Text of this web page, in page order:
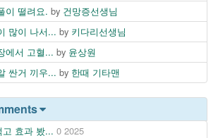
이 떨려요. by 건망증선생님
많이 나서... by 키다리선생님
에서 고혈... by 윤상원
싼거 끼우... by 한때 기타맨
고 효과 봤... 0 2025